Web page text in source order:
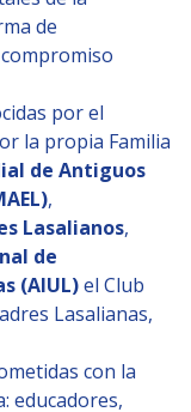
de
por el
la propia Familia
de Antiguos
,
Lasalianos,
de
(AIUL)el Club
Lasalianas,
con la
educadores,